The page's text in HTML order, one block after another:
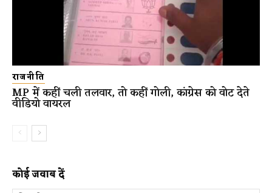
राजनीति
MP में कहीं चली तलवार, तो कहीं गोली, कांग्रेस को वोट देते
वीडियो वायरल
कोई जवाब दें